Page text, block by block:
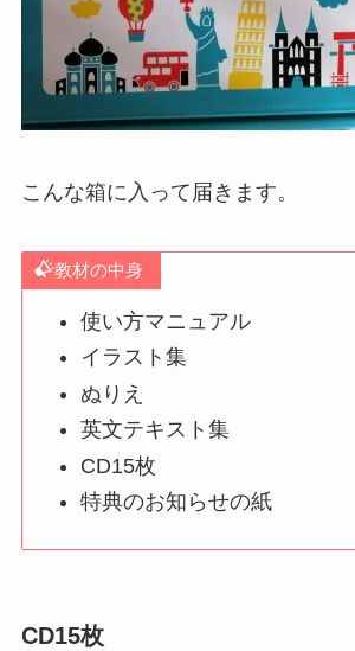
こんな箱に入って届きます。
教材の中身
使い方マニュアル
イラスト集
ぬりえ
英文テキスト集
CD15枚
特典のお知らせの紙
CD15枚